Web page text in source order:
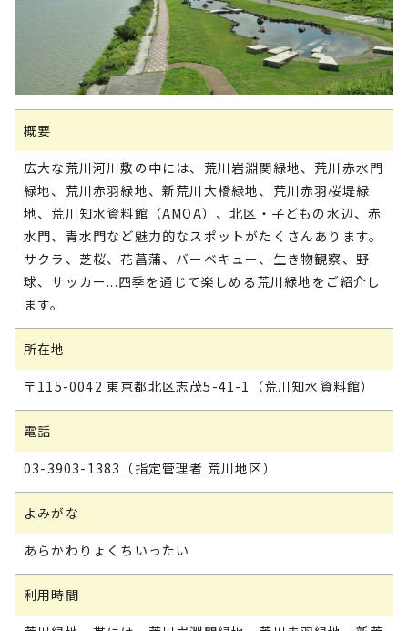
概要
広大な荒川河川敷の中には、荒川岩淵関緑地、荒川赤水門
緑地、荒川赤羽緑地、新荒川大橋緑地、荒川赤羽桜堤緑
地、荒川知水資料館（AMOA）、北区・子どもの水辺、赤
水門、青水門など魅力的なスポットがたくさんあります。
サクラ、芝桜、花菖蒲、バーベキュー、生き物観察、野
球、サッカー...四季を通じて楽しめる荒川緑地をご紹介し
ます。
所在地
〒115-0042 東京都北区志茂5-41-1（荒川知水資料館）
電話
03-3903-1383（指定管理者 荒川地区）
よみがな
あらかわりょくちいったい
利用時間